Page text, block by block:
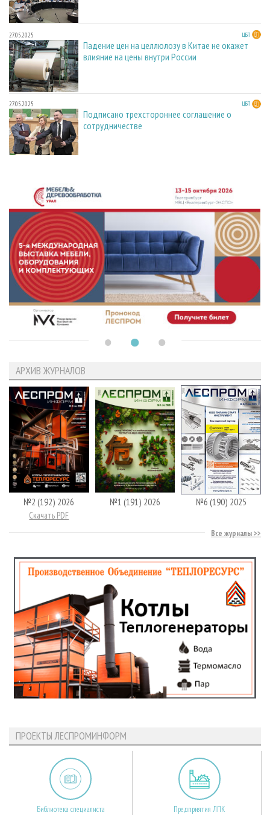
27.05.2025 ЦБП
Падение цен на целлюлозу в Китае не окажет
влияние на цены внутри России
27.05.2025 ЦБП
Подписано трехстороннее соглашение о
сотрудничестве
АРХИВ ЖУРНАЛОВ
№2 (192) 2026
Скачать PDF
№1 (191) 2026 №6 (190) 2025
Все журналы
ПРОЕКТЫ ЛЕСПРОМИНФОРМ
Библиотека специалиста Предприятия ЛПК